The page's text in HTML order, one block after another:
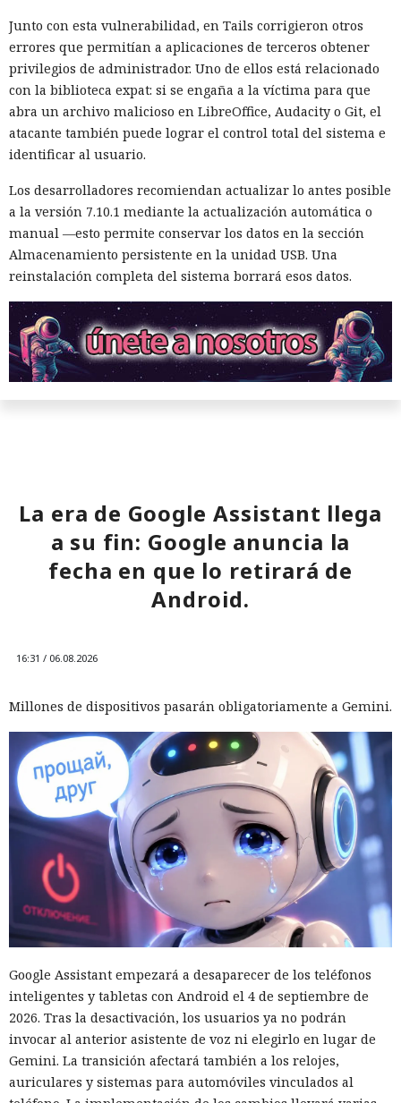
Junto con esta vulnerabilidad, en Tails corrigieron otros
errores que permitían a aplicaciones de terceros obtener
privilegios de administrador. Uno de ellos está relacionado
con la biblioteca expat: si se engaña a la víctima para que
abra un archivo malicioso en LibreOffice, Audacity o Git, el
atacante también puede lograr el control total del sistema e
identificar al usuario.
Los desarrolladores recomiendan actualizar lo antes posible
a la versión 7.10.1 mediante la actualización automática o
manual —esto permite conservar los datos en la sección
Almacenamiento persistente en la unidad USB. Una
reinstalación completa del sistema borrará esos datos.
La era de Google Assistant llega
a su fin: Google anuncia la
fecha en que lo retirará de
Android.
16:31 / 06.08.2026
Millones de dispositivos pasarán obligatoriamente a Gemini.
Google Assistant empezará a desaparecer de los teléfonos
inteligentes y tabletas con Android el 4 de septiembre de
2026. Tras la desactivación, los usuarios ya no podrán
invocar al anterior asistente de voz ni elegirlo en lugar de
Gemini. La transición afectará también a los relojes,
auriculares y sistemas para automóviles vinculados al